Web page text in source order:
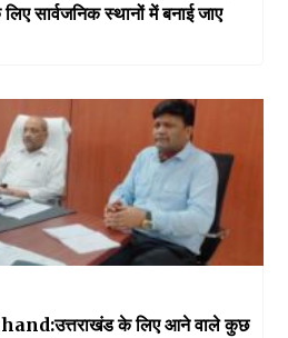
सार्वजनिक स्थानों में बनाई जाए
के लिए आने वाले कुछ